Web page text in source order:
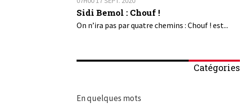
Sidi Bemol : Chouf !
On n’ira pas par quatre chemins : Chouf ! est...
Catégories
En quelques mots